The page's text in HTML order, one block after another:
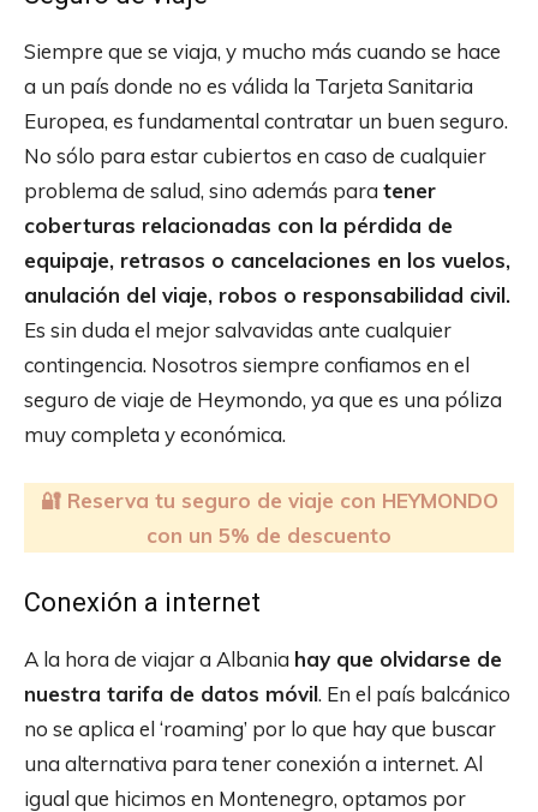
Siempre que se viaja, y mucho más cuando se hace
a un país donde no es válida la Tarjeta Sanitaria
Europea, es fundamental contratar un buen seguro.
No sólo para estar cubiertos en caso de cualquier
problema de salud, sino además para tener
coberturas relacionadas con la pérdida de
equipaje, retrasos o cancelaciones en los vuelos,
anulación del viaje, robos o responsabilidad civil.
Es sin duda el mejor salvavidas ante cualquier
contingencia. Nosotros siempre confiamos en el
seguro de viaje de Heymondo, ya que es una póliza
muy completa y económica.
🔐 Reserva tu seguro de viaje con HEYMONDO
con un 5% de descuento
Conexión a internet
A la hora de viajar a Albania hay que olvidarse de
nuestra tarifa de datos móvil. En el país balcánico
no se aplica el ‘roaming’ por lo que hay que buscar
una alternativa para tener conexión a internet. Al
igual que hicimos en Montenegro, optamos por